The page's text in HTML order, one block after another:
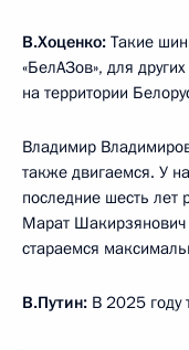
В.Хоценко: Такие
«БелАЗов», для
на территории
Владимир
также двигаемся. У
последние шесть
Марат Шакирзянович
стараемся
В.Путин: В 2025 году